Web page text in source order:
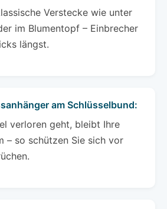
Verstecke wie unter
im Blumentopf – Einbrecher
längst.
am Schlüsselbund:
verloren geht, bleibt Ihre
– so schützen Sie sich vor